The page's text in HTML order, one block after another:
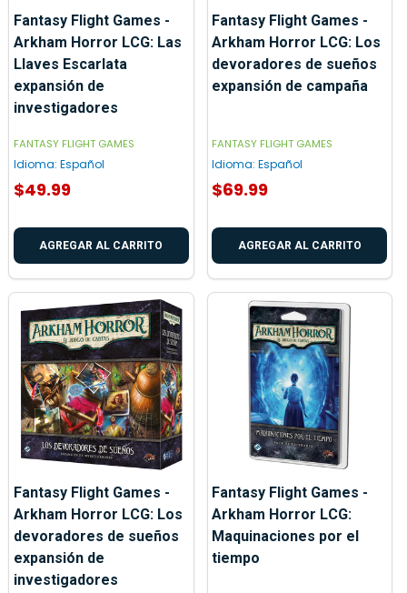
Fantasy Flight Games -
Arkham Horror LCG: Las
Llaves Escarlata
expansión de
investigadores
FANTASY FLIGHT GAMES
Idioma: Español
$49.99
AGREGAR AL CARRITO
Fantasy Flight Games -
Arkham Horror LCG: Los
devoradores de sueños
expansión de campaña
FANTASY FLIGHT GAMES
Idioma: Español
$69.99
AGREGAR AL CARRITO
Fantasy Flight Games -
Arkham Horror LCG: Los
devoradores de sueños
expansión de
investigadores
Fantasy Flight Games -
Arkham Horror LCG:
Maquinaciones por el
tiempo